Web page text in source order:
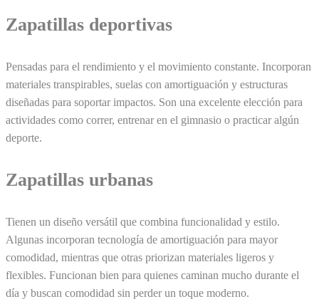
Zapatillas deportivas
Pensadas para el rendimiento y el movimiento constante. Incorporan
materiales transpirables, suelas con amortiguación y estructuras
diseñadas para soportar impactos. Son una excelente elección para
actividades como correr, entrenar en el gimnasio o practicar algún
deporte.
Zapatillas urbanas
Tienen un diseño versátil que combina funcionalidad y estilo.
Algunas incorporan tecnología de amortiguación para mayor
comodidad, mientras que otras priorizan materiales ligeros y
flexibles. Funcionan bien para quienes caminan mucho durante el
día y buscan comodidad sin perder un toque moderno.